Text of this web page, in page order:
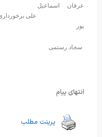
عرفان اسماعیل
پور
علی برخورداری
سجاد رستمی
انتهای پیام
پرینت مطلب